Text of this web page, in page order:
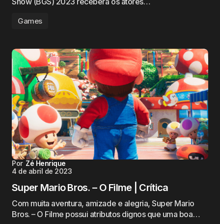
Games
Por Zé Henrique
4 de abril de 2023
Super Mario Bros. – O Filme | Crítica
Com muita aventura, amizade e alegria, Super Mario
Bros. – O Filme possui atributos dignos que uma boa…